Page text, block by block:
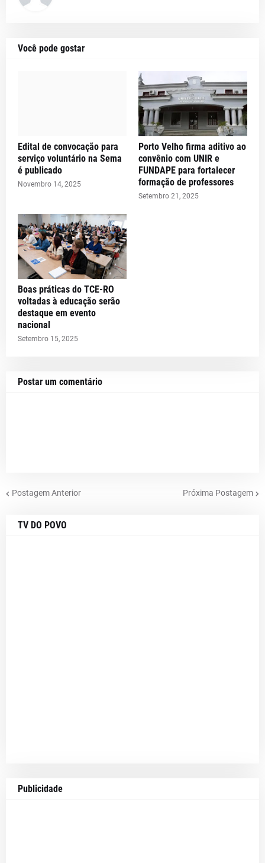
Você pode gostar
Edital de convocação para
serviço voluntário na Sema
é publicado
Novembro 14, 2025
Porto Velho firma aditivo ao
convênio com UNIR e
FUNDAPE para fortalecer
formação de professores
Setembro 21, 2025
Boas práticas do TCE-RO
voltadas à educação serão
destaque em evento
nacional
Setembro 15, 2025
Postar um comentário
Postagem Anterior Próxima Postagem
TV DO POVO
Publicidade